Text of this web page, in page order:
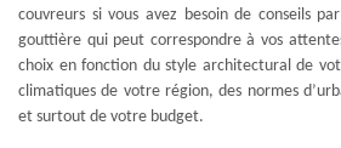
couvreurs si vous avez besoin de conseils
gouttière qui peut correspondre à vos
choix en fonction du style architectural de
climatiques de votre région, des normes
et surtout de votre budget.